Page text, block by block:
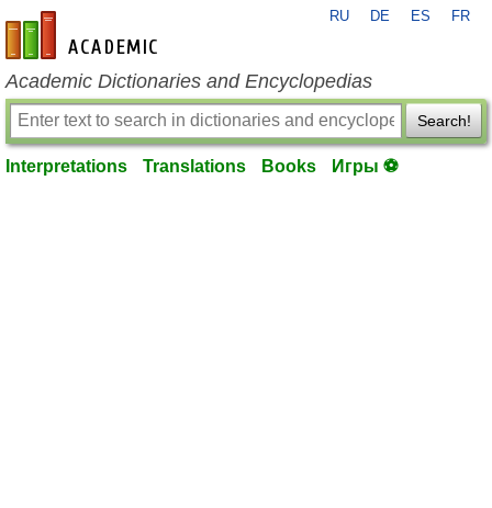
en-academic.com
RU DE ES FR
Academic Dictionaries and Encyclopedias
Search!
Interpretations Translations Books Игры ⚽